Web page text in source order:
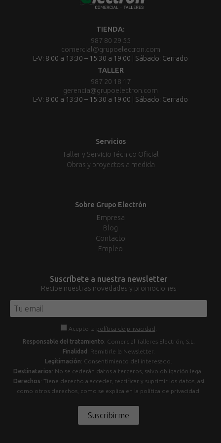
TIENDA:
987 80 29 55
comercial@grupoelectron.com
L-V: 8:00 a 13:30 – 15:30 a 19:00 | Sábado: Cerrado
TALLER
987 20 18 17
gerencia@grupoelectron.com
L-V: 8:00 a 13:30 – 15:30 a 19:00 | Sábado: Cerrado
Servicios
Taller y Servicio Técnico Oficial
Obras y proyectos a medida
Sobre Grupo Electrón
Empresa
Blog
Contacto
Empleo
Suscríbete a nuestra newsletter
Recibe nuestras novedades y promociones
Acepto la política de privacidad
Responsable del tratamiento: Comercial Talleres Electrón, S.L.
Finalidad : Remitirle la Newsletter.
Legitimación: Consentimiento del interesado.
Destinatarios: No se cederán datos a terceros, salvo obligación legal.
Derechos: Tiene derecho a acceder, rectificar y suprimir los datos, así
como otros derechos, como se explica en la política de privacidad.
Suscribirme